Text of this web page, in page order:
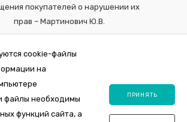
покупателей о нарушении их
прав – Мартинович Ю.В.
cookie-файлы
на
файлы необходимы
функций сайта, а
ПРИНЯТЬ